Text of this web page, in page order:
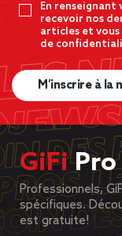
En renseignant
recevoir nos
articles et
de
M’inscrire à la
GiFiPro
Professionnels,
spécifiques.
est gratuite!